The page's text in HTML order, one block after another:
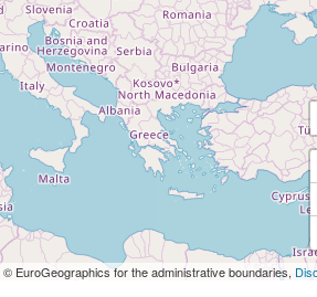
© EuroGeographics for the administrative boundaries,